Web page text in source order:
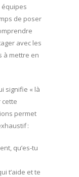
de poser
avec les
à mettre en
signifie « là
cette
permet
:
qu’es-tu
t’aide et te